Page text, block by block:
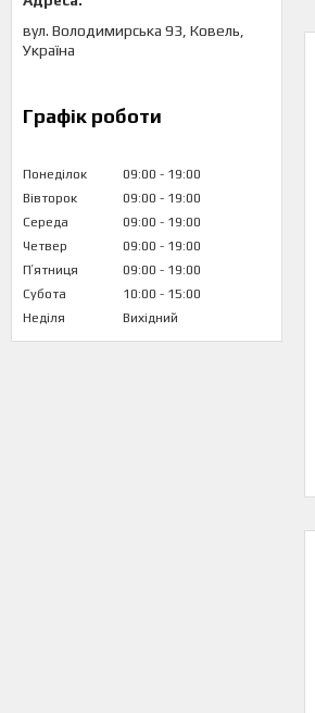
вул. Володимирська 93, Ковель,
Україна
Графік роботи
Понеділок 09:00
19:00
Вівторок
09:00
19:00
Середа
09:00
19:00
Четвер
09:00
19:00
Пʼятниця
09:00
19:00
Субота
10:00
15:00
Неділя
Вихідний